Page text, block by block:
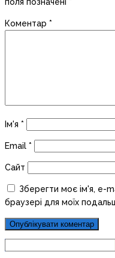
Коментар *
Ім'я *
Email *
Сайт
Зберегти моє ім'я, e-
браузері для моїх